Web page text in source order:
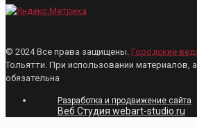
© 2024 Все права защищены. Городские
Тольятти. При использовании материалов,
обязательна
Разработка и продвижение сайта
Веб Студия webart-studio.ru